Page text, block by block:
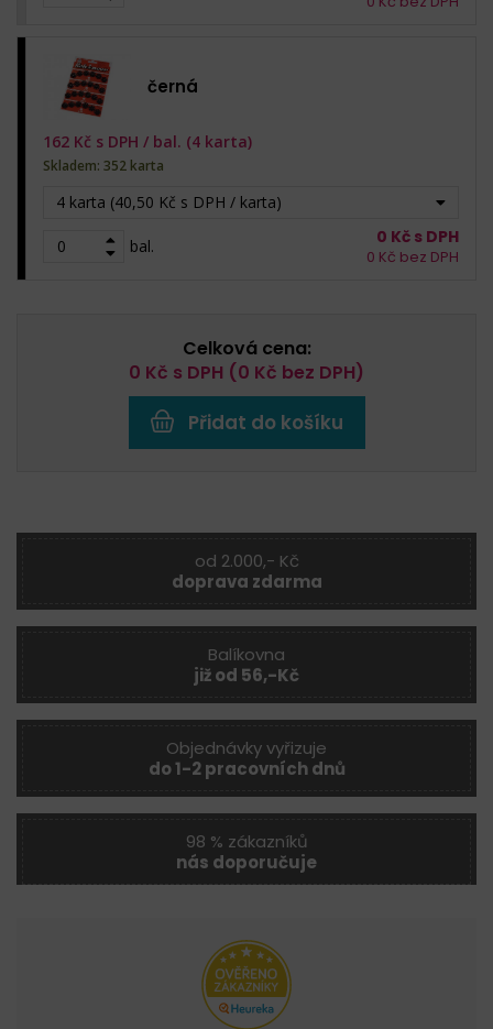
černá
4 karta (40,50 Kč s DPH / karta)
bal.
162 Kč s DPH / bal. (4 karta)
Skladem: 352 karta
0 Kč s DPH
0 Kč bez DPH
Celková cena:
0 Kč s DPH (0 Kč bez DPH)
Přidat do košíku
od 2.000,- Kč
doprava zdarma
Balíkovna
již od 56,-Kč
Objednávky vyřizuje
do 1-2 pracovních dnů
98 % zákazníků
nás doporučuje